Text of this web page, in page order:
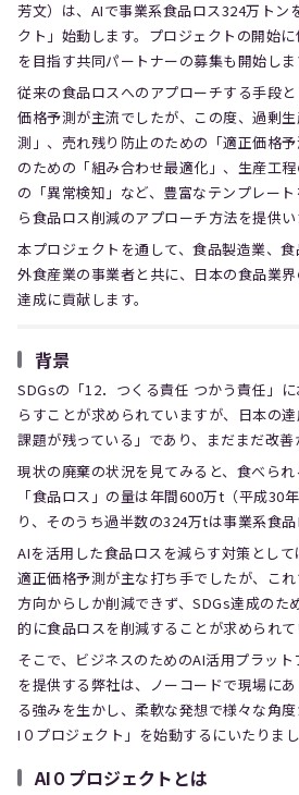
芳文）は、AIで事業系食品ロス324万トン
クト」始動します。プロジェクトの開始
を目指す共同パートナーの募集も開始しま
従来の食品ロスへのアプローチする手段
価格予測が主流でしたが、この度、過剰
測」、売れ残り防止のための「適正価格
のための「組み合わせ最適化」、生産工
の「異常検知」など、豊富なテンプレー
ら食品ロス削減のアプローチ方法を提供い
本プロジェクトを通して、食品製造業、食
外食産業の事業者と共に、日本の食品業
達成に貢献します。
背景
SDGsの「12．つくる責任 つかう責任」
らすことが求められていますが、日本の
課題が残っている」であり、まだまだ改善
現状の廃棄の状況を見てみると、食べら
「食品ロス」の量は年間600万t（平成30
り、そのうち過半数の324万tは事業系食品
AIを活用した食品ロスを減らす対策とし
適正価格予測が主な打ち手でしたが、こ
方向からしか削減できず、SDGs達成のた
的に食品ロスを削減することが求められて
そこで、ビジネスのためのAI活用プラット
を提供する弊社は、ノーコードで現場に
る強みを生かし、柔軟な発想で様々な角
I０プロジェクト」を始動するにいたりまし
AI０プロジェクトとは